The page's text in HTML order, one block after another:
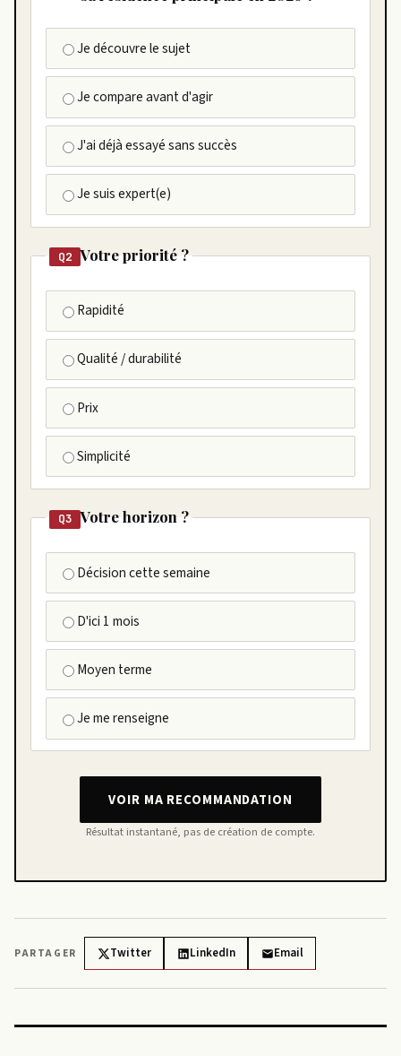
Je découvre le sujet
Je compare avant d'agir
J'ai déjà essayé sans succès
Je suis expert(e)
Q2 Votre priorité ?
Rapidité
Qualité / durabilité
Prix
Simplicité
Q3 Votre horizon ?
Décision cette semaine
D'ici 1 mois
Moyen terme
Je me renseigne
VOIR MA RECOMMANDATION
Résultat instantané, pas de création de compte.
PARTAGER Twitter LinkedIn Email